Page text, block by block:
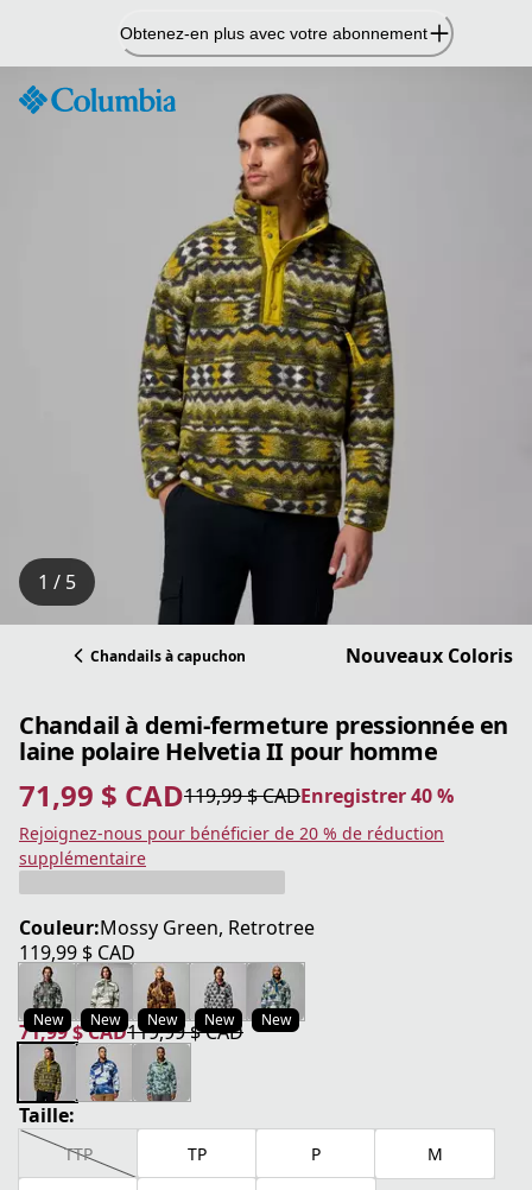
contenu
Obtenez-en plus avec votre abonnement
1 / 5
Chandails à capuchon Nouveaux Coloris
Chandail à demi-fermeture pressionnée en
laine polaire Helvetia II pour homme
71,99 $ CAD
prix actuel 71,99 $ CAD119,99 $ CAD
prix original 119,99 $ CAD Enregistrer 40 %
Enregistrer 40 %
Rejoignez-nous pour bénéficier de 20 % de réduction
supplémentaire
Couleur:Mossy Green, Retrotree
119,99 $ CAD
prix actuel 119,99 $ CAD
New New New New New
71,99 $ CAD
prix actuel 71,99 $ CAD
119,99 $ CAD
prix original 119,99 $ CAD
Taille:
TTP TP P M